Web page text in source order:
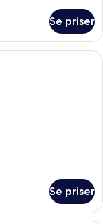
Se priser
Se priser